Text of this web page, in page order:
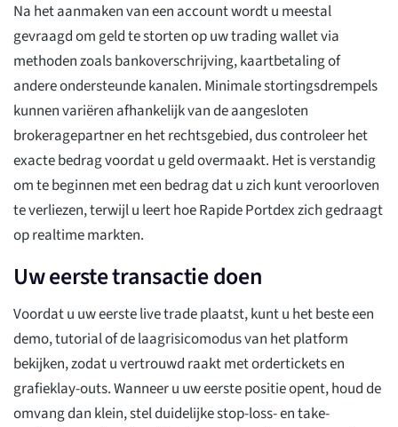
Na het aanmaken van een account wordt u meestal
gevraagd om geld te storten op uw trading wallet via
methoden zoals bankoverschrijving, kaartbetaling of
andere ondersteunde kanalen. Minimale stortingsdrempels
kunnen variëren afhankelijk van de aangesloten
brokeragepartner en het rechtsgebied, dus controleer het
exacte bedrag voordat u geld overmaakt. Het is verstandig
om te beginnen met een bedrag dat u zich kunt veroorloven
te verliezen, terwijl u leert hoe Rapide Portdex zich gedraagt
op realtime markten.
Uw eerste transactie doen
Voordat u uw eerste live trade plaatst, kunt u het beste een
demo, tutorial of de laagrisicomodus van het platform
bekijken, zodat u vertrouwd raakt met ordertickets en
grafieklay-outs. Wanneer u uw eerste positie opent, houd de
omvang dan klein, stel duidelijke stop-loss- en take-